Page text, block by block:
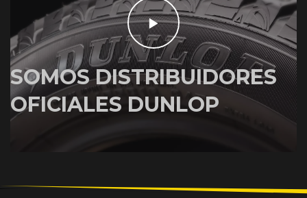
SOMOS DISTRIBUIDORES
OFICIALES DUNLOP